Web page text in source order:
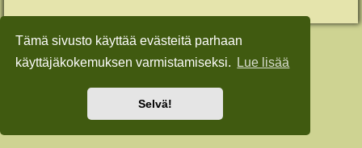
Tämä sivusto käyttää evästeitä parhaan
käyttäjäkokemuksen varmistamiseksi.
Lue lisää
Selvä!